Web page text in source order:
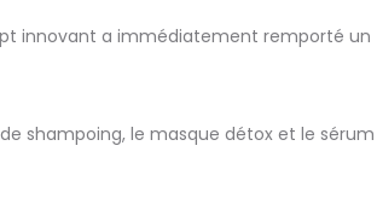
innovant a immédiatement remporté un
shampoing, le masque détox et le sérum